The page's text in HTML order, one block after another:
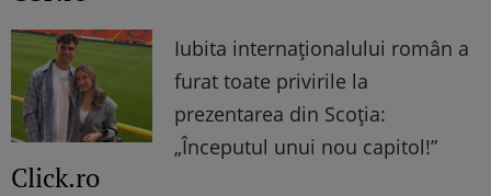
Iubita internaționalului român a
furat toate privirile la
prezentarea din Scoția:
„Începutul unui nou capitol!”
Click.ro